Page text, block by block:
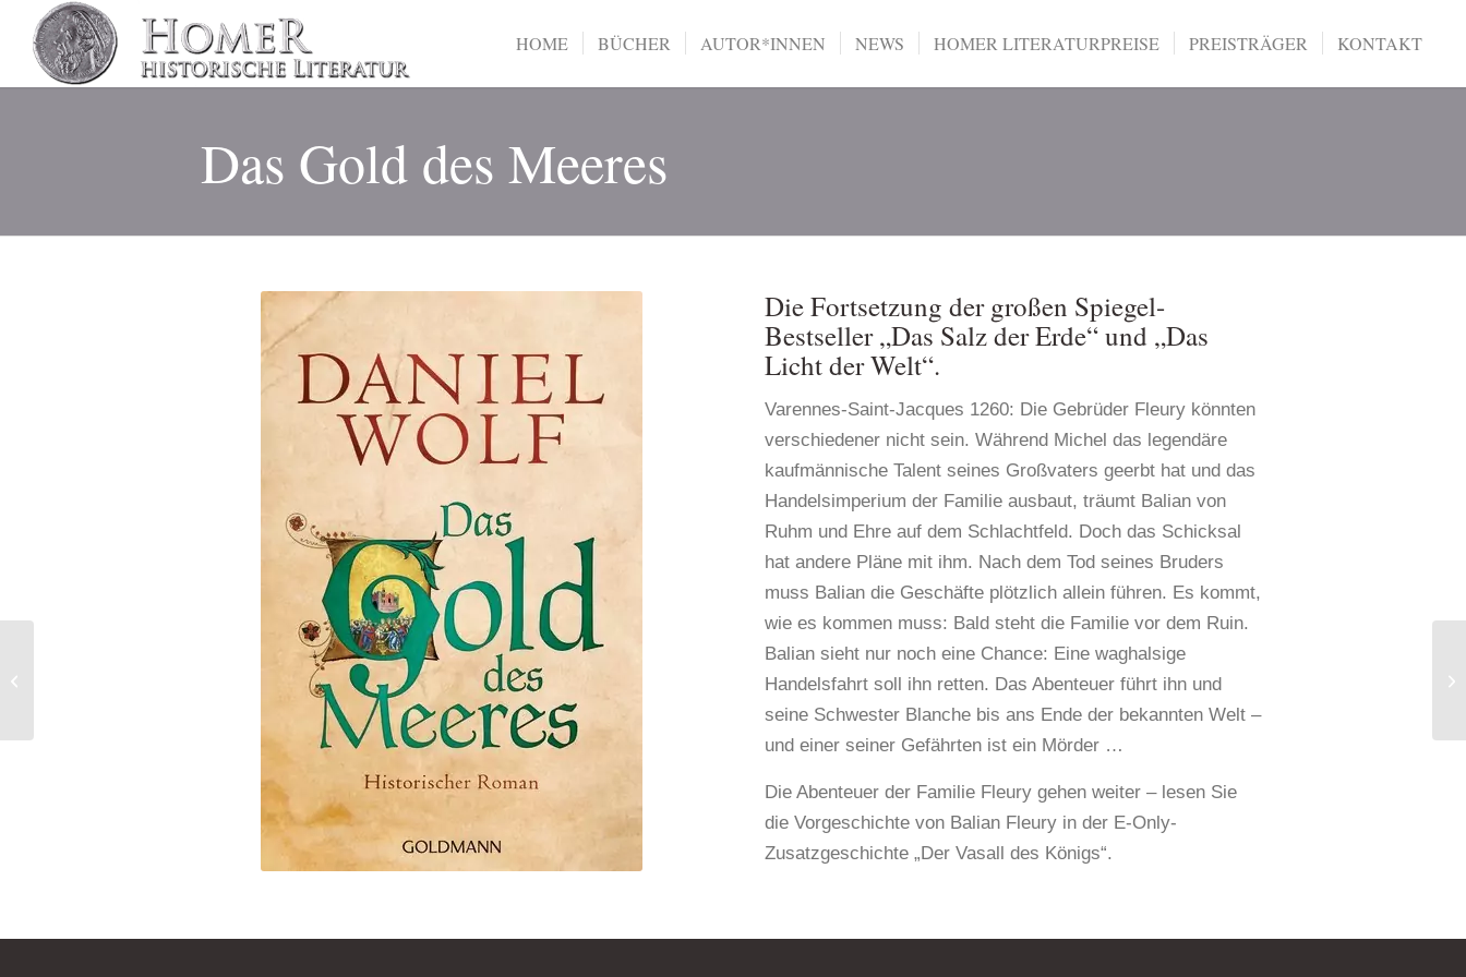
HOME BÜCHER AUTOR*INNEN NEWS HOMER LITERATURPREISE PREISTRÄGER KONTAKT
Das Gold des Meeres
Die Fortsetzung der großen Spiegel-
Bestseller „Das Salz der Erde“ und „Das
Licht der Welt“.
Varennes-Saint-Jacques 1260: Die Gebrüder Fleury könnten
verschiedener nicht sein. Während Michel das legendäre
kaufmännische Talent seines Großvaters geerbt hat und das
Handelsimperium der Familie ausbaut, träumt Balian von
Ruhm und Ehre auf dem Schlachtfeld. Doch das Schicksal
hat andere Pläne mit ihm. Nach dem Tod seines Bruders
muss Balian die Geschäfte plötzlich allein führen. Es kommt,
wie es kommen muss: Bald steht die Familie vor dem Ruin.
Balian sieht nur noch eine Chance: Eine waghalsige
Handelsfahrt soll ihn retten. Das Abenteuer führt ihn und
seine Schwester Blanche bis ans Ende der bekannten Welt –
und einer seiner Gefährten ist ein Mörder …
Die Abenteuer der Familie Fleury gehen weiter – lesen Sie
die Vorgeschichte von Balian Fleury in der E-Only-
Zusatzgeschichte „Der Vasall des Königs“.